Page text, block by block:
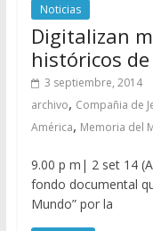
Noticias
Digitalizan
históricos
3 septiembre, 2014
archivo, Compañia de
América, Memoria del
9.00 p m| 2 set 14
fondo documental
Mundo” por la